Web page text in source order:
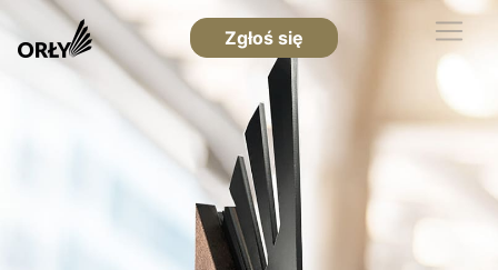
Zgłoś się